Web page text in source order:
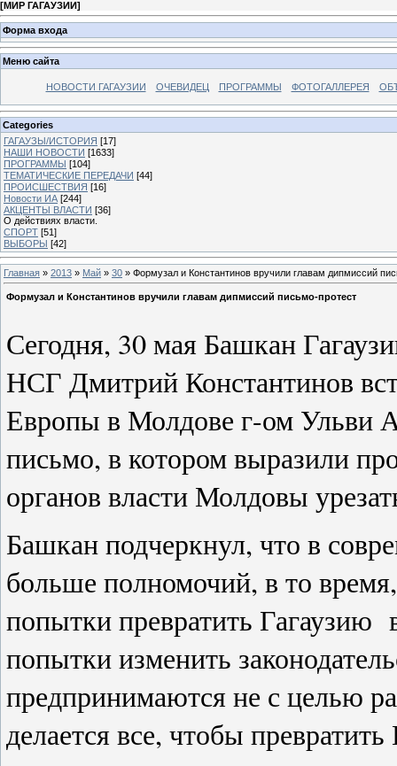
[МИР ГАГАУЗИИ]
Форма входа
Меню сайта
НОВОСТИ ГАГАУЗИИ ОЧЕВИДЕЦ ПРОГРАММЫ ФОТОГАЛЛЕРЕЯ
Categories
ГАГАУЗЫ/ИСТОРИЯ [17]
НАШИ НОВОСТИ [1633]
ПРОГРАММЫ [104]
ТЕМАТИЧЕСКИЕ ПЕРЕДАЧИ [44]
ПРОИСШЕСТВИЯ [16]
Новости ИА [244]
АКЦЕНТЫ ВЛАСТИ [36]
О действиях власти.
СПОРТ [51]
ВЫБОРЫ [42]
Главная » 2013 » Май » 30 » Формузал и Константинов вручили главам дипмиссий
Формузал и Константинов вручили главам дипмиссий письмо-протест
Сегодня, 30 мая Башкан
НСГ Дмитрий Константинов
Европы в Молдове г-ом Ульви
письмо, в котором выразили
органов власти Молдовы
Башкан подчеркнул, что в
больше полномочий, в то
попытки превратить
попытки изменить
предпринимаются не с целью
делается все, чтобы